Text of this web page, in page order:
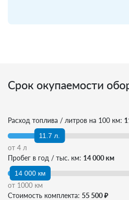
Срок окупаемости
Расход топлива / литров на 100 км:
11.7 л.
от 4 л
Пробег в год / тыс. км: 14 000 км
14 000 км
от 1000 км
Стоимость комплекта: 55 500 ₽